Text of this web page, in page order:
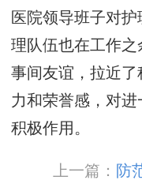
医院领导班子对
理队伍也在工作之
事间友谊，拉近
力和荣誉感，对
积极作用。
上一篇： 防